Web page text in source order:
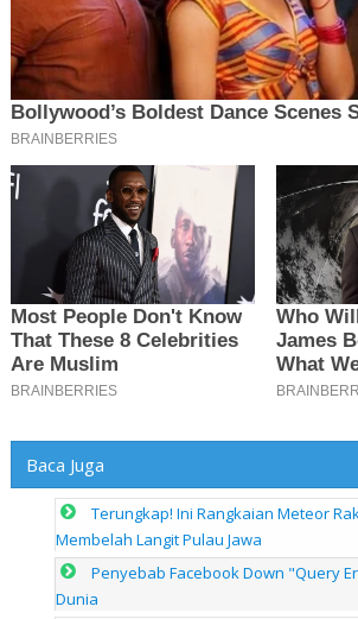
Baca Juga
Terungkap! Ini Rangkaian Meteor
Membelah Langit Pulau Jawa
Penyebab Facebook Down "Query
Dunia